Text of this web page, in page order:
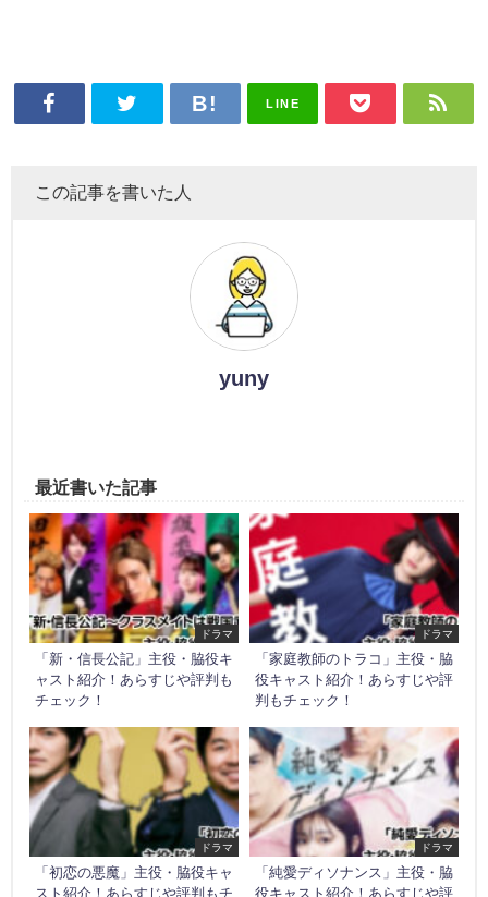
LINE
この記事を書いた人
yuny
最近書いた記事
ドラマ
「新・信長公記」主役・脇役キ
ャスト紹介！あらすじや評判も
チェック！
ドラマ
「家庭教師のトラコ」主役・脇
役キャスト紹介！あらすじや評
判もチェック！
ドラマ
「初恋の悪魔」主役・脇役キャ
スト紹介！あらすじや評判もチ
ドラマ
「純愛ディソナンス」主役・脇
役キャスト紹介！あらすじや評